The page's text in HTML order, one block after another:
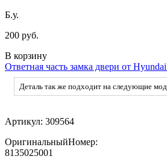
Б.у.
200 руб.
В корзину
Ответная часть замка двери от
Деталь так же подходит на следующие
Артикул: 309564
ОригинальныйНомер:
8135025001